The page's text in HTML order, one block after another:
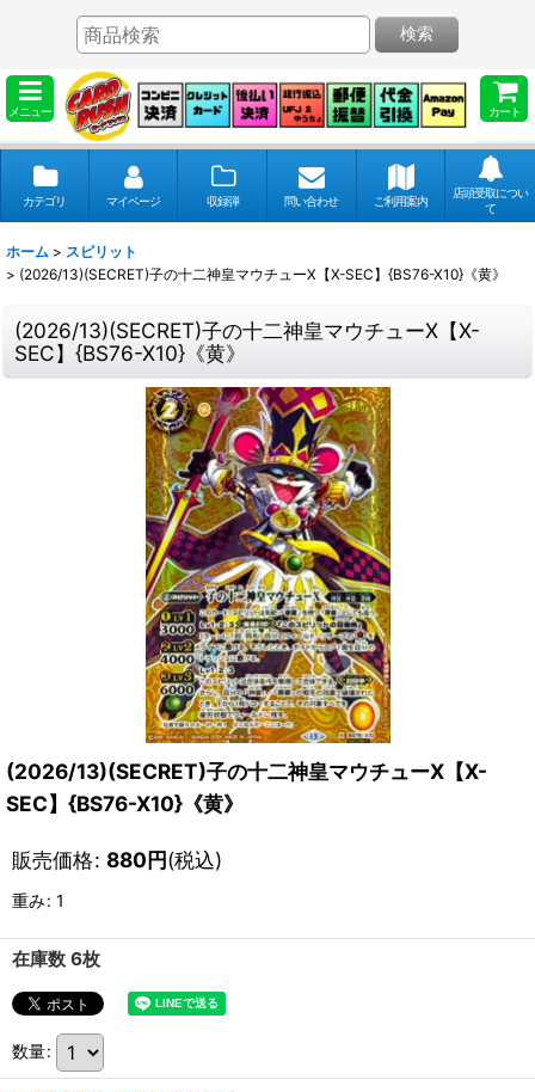
メニュー カート
検索
カテゴリ マイページ 収録弾 問い合わせ ご利用案内
店頭受取につい
て
ホーム > スピリット
> (2026/13)(SECRET)子の十二神皇マウチューX【X-SEC】{BS76-X10}《黄》
(2026/13)(SECRET)子の十二神皇マウチューX【X-
SEC】{BS76-X10}《黄》
(2026/13)(SECRET)子の十二神皇マウチューX【X-
SEC】{BS76-X10}《黄》
販売価格: 880円(税込)
重み: 1
在庫数 6枚
数量: